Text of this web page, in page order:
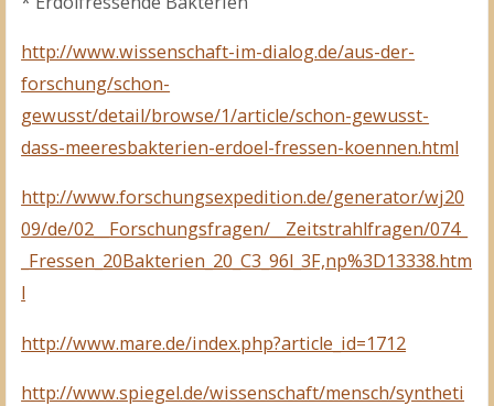
http://www.wissenschaft-im-dialog.de/aus-der-
forschung/schon-
gewusst/detail/browse/1/article/schon-gewusst-
dass-meeresbakterien-erdoel-fressen-koennen.html
http://www.forschungsexpedition.de/generator/wj20
09/de/02__Forschungsfragen/__Zeitstrahlfragen/074_
_Fressen_20Bakterien_20_C3_96l_3F,np%3D13338.htm
l
http://www.mare.de/index.php?article_id=1712
http://www.spiegel.de/wissenschaft/mensch/syntheti